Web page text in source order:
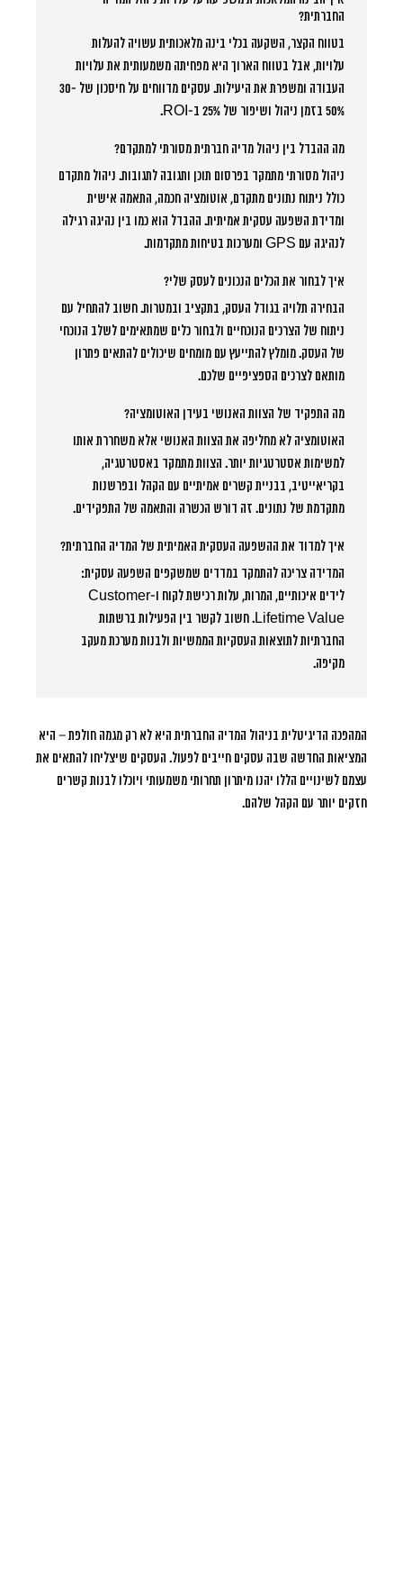
החברתית?
בטווח הקצר, השקעה בכלי בינה מלאכותית עשויה להעלות
עלויות, אבל בטווח הארוך היא מפחיתה משמעותית את עלויות
העבודה ומשפרת את היעילות. עסקים מדווחים על חיסכון של 30-
50% בזמן ניהול ושיפור של 25% ב-ROI.
מה ההבדל בין ניהול מדיה חברתית מסורתי למתקדם?
ניהול מסורתי מתמקד בפרסום תוכן ותגובה לתגובות. ניהול מתקדם
כולל ניתוח נתונים מתקדם, אוטומציה חכמה, התאמה אישית
ומדידת השפעה עסקית אמיתית. ההבדל הוא כמו בין נהיגה רגילה
לנהיגה עם GPS ומערכות בטיחות מתקדמות.
איך לבחור את הכלים הנכונים לעסק שלי?
הבחירה תלויה בגודל העסק, בתקציב ובמטרות. חשוב להתחיל עם
ניתוח של הצרכים הנוכחיים ולבחור כלים שמתאימים לשלב הנוכחי
של העסק. מומלץ להתייעץ עם מומחים שיכולים להתאים פתרון
מותאם לצרכים הספציפיים שלכם.
מה התפקיד של הצוות האנושי בעידן האוטומציה?
האוטומציה לא מחליפה את הצוות האנושי אלא משחררת אותו
למשימות אסטרטגיות יותר. הצוות מתמקד באסטרטגיה,
בקריאייטיב, בבניית קשרים אמיתיים עם הקהל ובפרשנות
מתקדמת של נתונים. זה דורש הכשרה והתאמה של התפקידים.
איך למדוד את ההשפעה העסקית האמיתית של המדיה החברתית?
המדידה צריכה להתמקד במדדים שמשקפים השפעה עסקית:
לידים איכותיים, המרות, עלות רכישת לקוח ו-Customer
Lifetime Value. חשוב לקשר בין הפעילות ברשתות
החברתיות לתוצאות העסקיות הממשיות ולבנות מערכת מעקב
מקיפה.
המהפכה הדיגיטלית בניהול המדיה החברתית היא לא רק מגמה חולפת – היא
המציאות החדשה שבה עסקים חייבים לפעול. העסקים שיצליחו להתאים את
עצמם לשינויים הללו יהנו מיתרון תחרותי משמעותי ויוכלו לבנות קשרים
חזקים יותר עם הקהל שלהם.